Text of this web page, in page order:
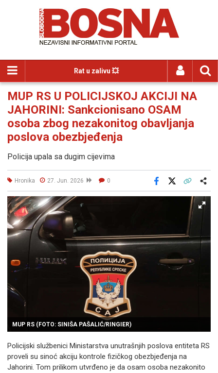
Rat u zalivu 💥
MUP RS U POLICIJSKOJ AKCIJI NA
JAHORINI: Sankcionisano OSAM
osoba zbog nezakonitog obavljanja
poslova obezbjeđenja
Policija upala sa dugim cijevima
Hronika 27. Jun. 2026 0
Facebook
MUP RS (FOTO: SINIŠA PAŠALIĆ/RINGIER)
Policijski službenici Ministarstva unutrašnjih poslova entiteta RS
proveli su sinoć akciju kontrole fizičkog obezbjeđenja na
Jahorini. Tom prilikom utvrđeno je da osam osoba nezakonito